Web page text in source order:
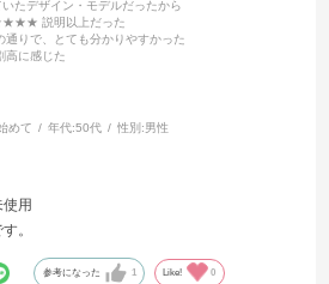
いたデザイン・モデルだったから
説明以上だった
で、とても分かりやすかった
に感じた
めて 年代:50代 性別:男性
用
。
参考になった 1 Like! 0